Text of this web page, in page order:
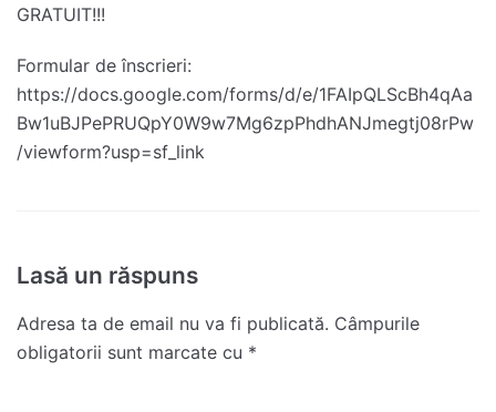
GRATUIT!!!
Formular de înscrieri:
https://docs.google.com/forms/d/e/1FAIpQLScBh4qAa
Bw1uBJPePRUQpY0W9w7Mg6zpPhdhANJmegtj08rPw
/viewform?usp=sf_link
Lasă un răspuns
Adresa ta de email nu va fi publicată. Câmpurile
obligatorii sunt marcate cu *